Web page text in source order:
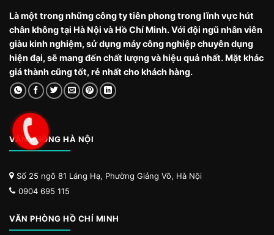
Là một trong những công ty tiên phong trong lĩnh vực hút
chân không tại Hà Nội và Hồ Chí Minh. Với đội ngũ nhân viên
giàu kinh nghiệm, sử dụng máy công nghiệp chuyên dụng
hiện đại, sẽ mang đến chất lượng và hiệu quả nhất. Mặt khác
giá thành cũng tốt, rẻ nhất cho khách hàng.
VĂN PHÒNG HÀ NỘI
Số 25 ngõ 81 Láng Hạ, Phường Giảng Võ, Hà Nội
0904 695 115
VĂN PHÒNG HỒ CHÍ MINH